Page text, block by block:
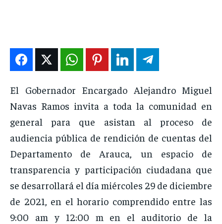
NOSOTROS
INSTITUCIONAL
PUATE CON NOSOTROS
NOSOTROS
INSTITUCIONAL
PUATE CON NOSOTROS
NOSOTROS
INSTITUCIONAL
PUATE CON NOSOTROS
NOSOTROS
INSTITUCIONAL
PUATE CON NOSOTROS
El Gobernador Encargado Alejandro Miguel
Navas Ramos invita a toda la comunidad en
general para que asistan al proceso de
audiencia pública de rendición de cuentas del
Departamento de Arauca, un espacio de
transparencia y participación ciudadana que
se desarrollará el día miércoles 29 de diciembre
de 2021, en el horario comprendido entre las
9:00 am y 12:00 m en el auditorio de la